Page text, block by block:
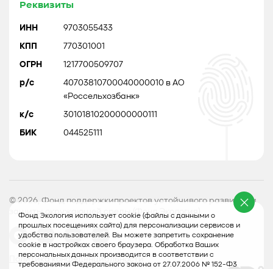
Фонд Экология использует cookie (файлы с данными о
прошлых посещениях сайта) для персонализации сервисов и
удобства пользователей. Вы можете запретить сохранение
cookie в настройках своего браузера. Обработка Ваших
персональных данных производится в соответствии с
требованиями Федерального закона от 27.07.2006 № 152-Ф3
Реквизиты
ИНН 9703055433
КПП 770301001
ОГРН 1217700509707
р/с
40703810700040000010 в АО
«Россельхозбанк»
к/с 30101810200000000111
БИК 044525111
© 2026, Фонд поддержкипроектов устойчивого развития и
защиты окружающей среды (Фонд Экология)
Политика конфеденциальности